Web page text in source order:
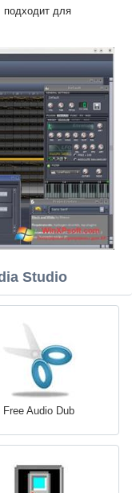
подходит для
Studio
Free Audio Dub